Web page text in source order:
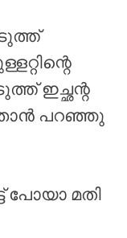
ഇച്ഛന്റ
ഞാൻ പറഞ്ഞു
പോയാ മതി